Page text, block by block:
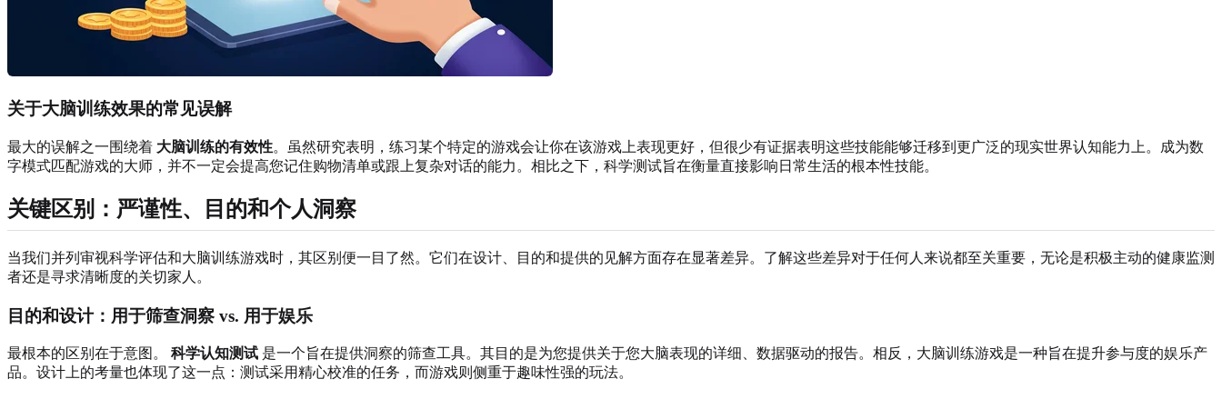
关于大脑训练效果的常见误解
最大的误解之一围绕着 大脑训练的有效性。虽然研究表明，练习某个特定的游戏会让你在该游戏上表现更好，但很少有证据表明这些技能能够迁移到更广泛的现实世界认知能力上。成为数
字模式匹配游戏的大师，并不一定会提高您记住购物清单或跟上复杂对话的能力。相比之下，科学测试旨在衡量直接影响日常生活的根本性技能。
关键区别：严谨性、目的和个人洞察
当我们并列审视科学评估和大脑训练游戏时，其区别便一目了然。它们在设计、目的和提供的见解方面存在显著差异。了解这些差异对于任何人来说都至关重要，无论是积极主动的健康监测
者还是寻求清晰度的关切家人。
目的和设计：用于筛查洞察 vs. 用于娱乐
最根本的区别在于意图。 科学认知测试 是一个旨在提供洞察的筛查工具。其目的是为您提供关于您大脑表现的详细、数据驱动的报告。相反，大脑训练游戏是一种旨在提升参与度的娱乐产
品。设计上的考量也体现了这一点：测试采用精心校准的任务，而游戏则侧重于趣味性强的玩法。